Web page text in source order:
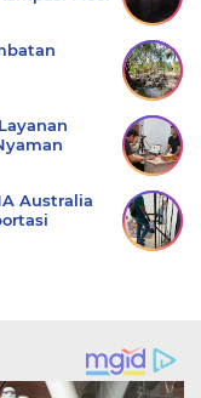
Australia